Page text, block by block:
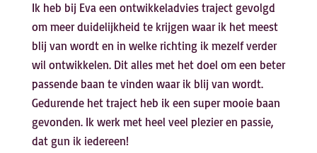
Ik heb bij Eva een ontwikkeladvies traject gevolgd
om meer duidelijkheid te krijgen waar ik het meest
blij van wordt en in welke richting ik mezelf verder
wil ontwikkelen. Dit alles met het doel om een beter
passende baan te vinden waar ik blij van wordt.
Gedurende het traject heb ik een super mooie baan
gevonden. Ik werk met heel veel plezier en passie,
dat gun ik iedereen!